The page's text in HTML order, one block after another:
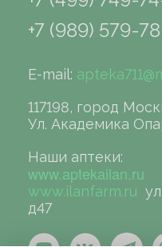
+7 (989) 579-
E-mail:
117198, город
Ул. Академика
Наши аптеки:
www.aptekailan.ru
www.ilanfarm.ru
д47